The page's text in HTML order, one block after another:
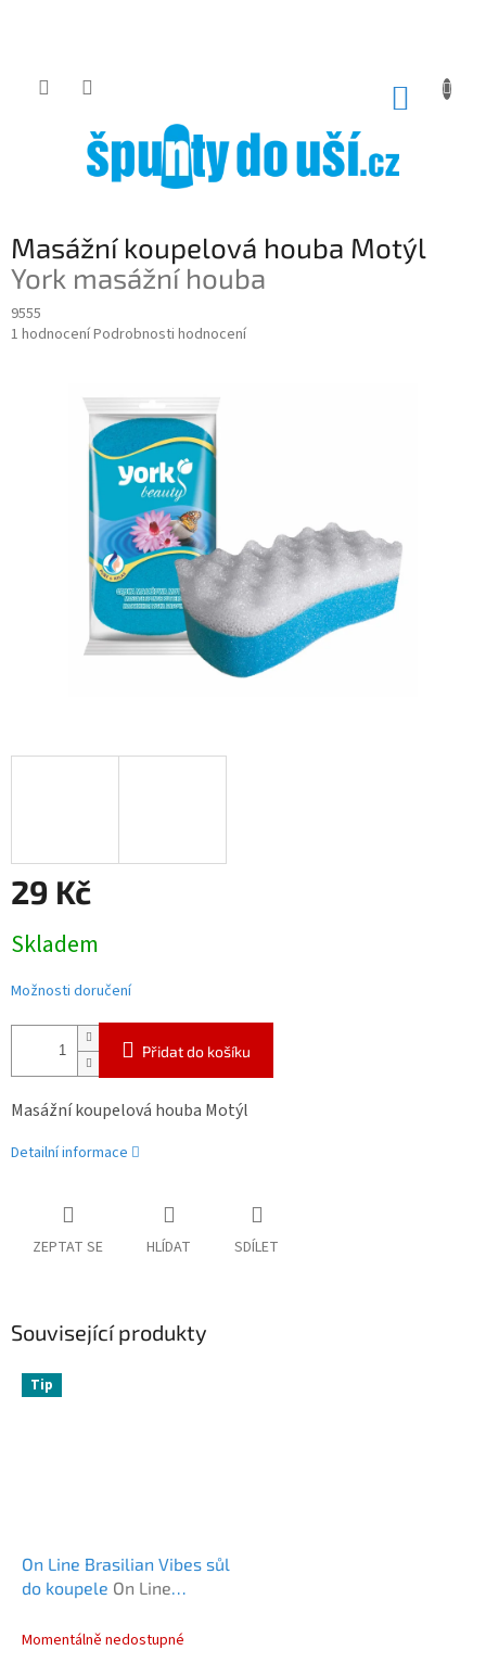
Masážní koupelová houba Motýl
York masážní houba
9555
Průměrné
1 hodnoceníPodrobnosti hodnocení
29 Kč
cena:
Skladem
Možnosti doručení
Přidat do košíku
Masážní koupelová houba Motýl
Detailní informace
ZEPTAT SE HLÍDAT SDÍLET
Související produkty
Tip
On Line Brasilian Vibes sůl
do koupele On Line
Momentálně nedostupné